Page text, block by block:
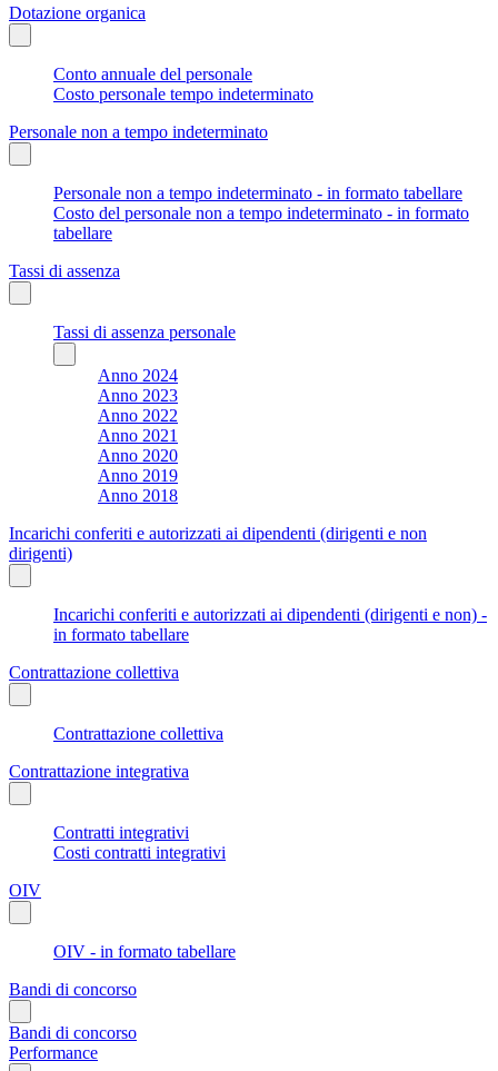
Dotazione organica
Conto annuale del personale
Costo personale tempo indeterminato
Personale non a tempo indeterminato
Personale non a tempo indeterminato - in formato tabellare
Costo del personale non a tempo indeterminato - in formato
tabellare
Tassi di assenza
Tassi di assenza personale
Anno 2024
Anno 2023
Anno 2022
Anno 2021
Anno 2020
Anno 2019
Anno 2018
Incarichi conferiti e autorizzati ai dipendenti (dirigenti e non
dirigenti)
Incarichi conferiti e autorizzati ai dipendenti (dirigenti e non) -
in formato tabellare
Contrattazione collettiva
Contrattazione collettiva
Contrattazione integrativa
Contratti integrativi
Costi contratti integrativi
OIV
OIV - in formato tabellare
Bandi di concorso
Bandi di concorso
Performance